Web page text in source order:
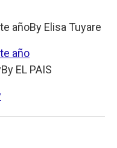
añoBy Elisa Tuyare
año
By EL PAIS